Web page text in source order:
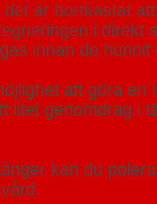
är bortkastat
i direkt
innan de
att göra en
litet genomdrag i
kan du